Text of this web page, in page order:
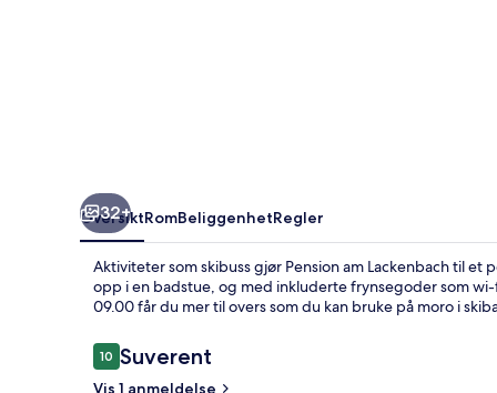
32+
OversiktRomBeliggenhetRegler
Aktiviteter som skibuss gjør Pension am Lackenbach til
opp i en badstue, og med inkluderte frynsegoder som
09.00 får du mer til overs som du kan bruke på moro i
Anmeldelser
1010 av 10 –
Suverent
Vis 1 anmeldelse